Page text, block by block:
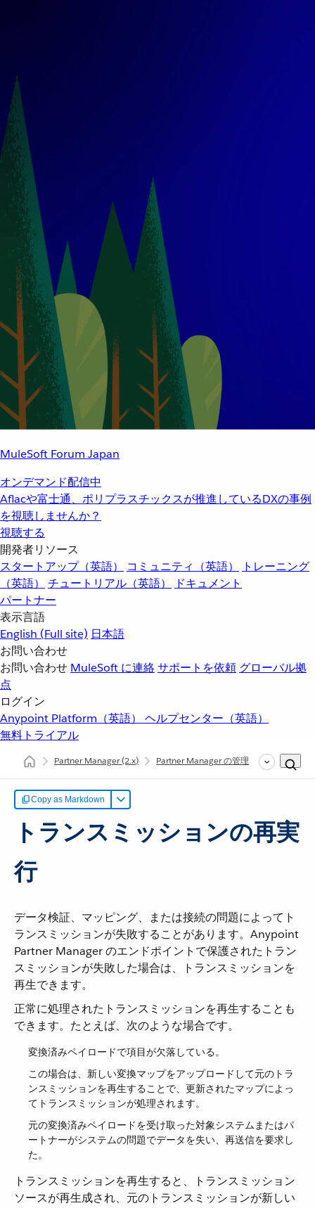
MuleSoft Forum Japan
オンデマンド配信中
Aflacや富士通、ポリプラスチックスが推進しているDXの事例
を視聴しませんか？
視聴する
開発者リソース
スタートアップ（英語）
コミュニティ（英語）
トレーニング
（英語）
チュートリアル（英語）
ドキュメント
パートナー
表示言語
English (Full site) 日本語
お問い合わせ
お問い合わせ MuleSoft に連絡サポートを依頼 グローバル拠
点
ログイン
Anypoint Platform（英語） ヘルプセンター（英語）
無料トライアル
Partner Manager(2.x) Partner Manager の管理 トランスミ
Copy as Markdown
トランスミッションの再実
行
データ検証、マッピング、または接続の問題によってト
ランスミッションが失敗することがあります。Anypoint
Partner Manager のエンドポイントで保護されたトラン
スミッションが失敗した場合は、トランスミッションを
再生できます。
正常に処理されたトランスミッションを再生することも
できます。たとえば、次のような場合です。
変換済みペイロードで項目が欠落している。
この場合は、新しい変換マップをアップロードして元のトラ
ンスミッションを再生することで、更新されたマップによっ
てトランスミッションが処理されます。
元の変換済みペイロードを受け取った対象システムまたはパ
ートナーがシステムの問題でデータを失い、再送信を要求し
た。
トランスミッションを再生すると、トランスミッション
ソースが再生成され、元のトランスミッションが新しい